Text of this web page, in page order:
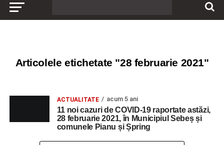
Articolele etichetate "28 februarie 2021"
ACTUALITATE acum 5 ani
11 noi cazuri de COVID-19 raportate astăzi,
28 februarie 2021, în Municipiul Sebeș și
comunele Pianu și Șpring